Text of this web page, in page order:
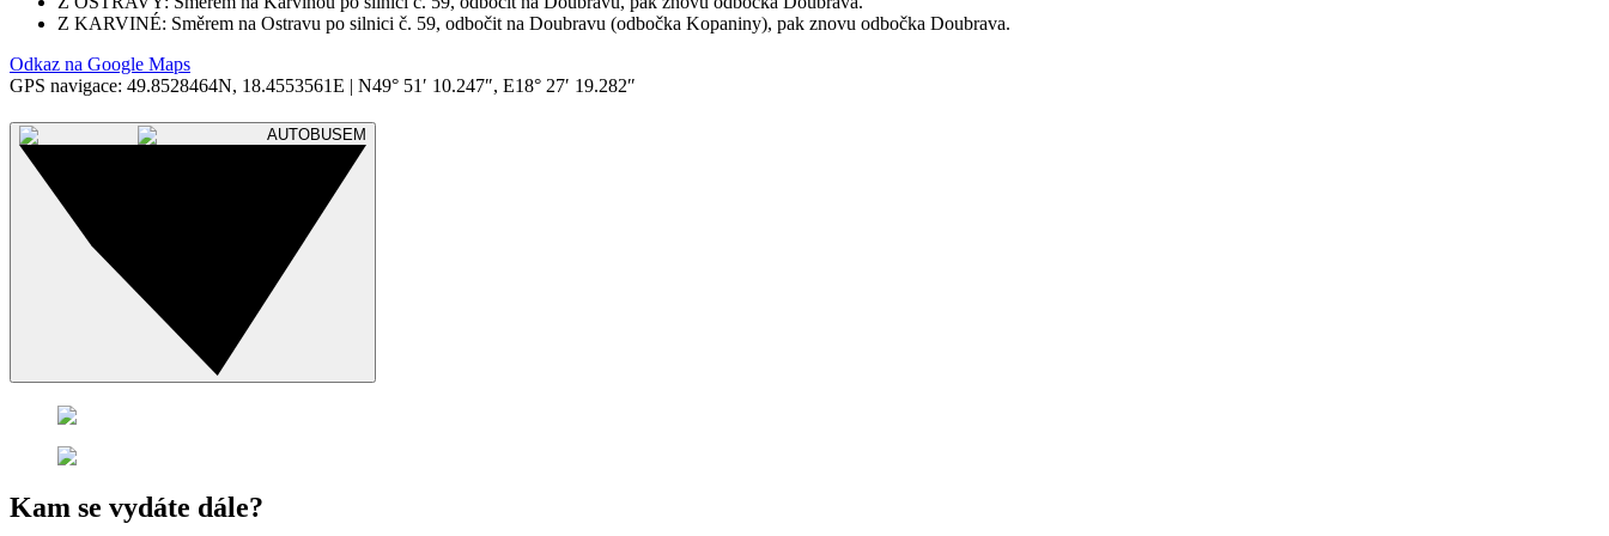
Z KARVINÉ: Směrem na Ostravu po silnici č. 59, odbočit na Doubravu (odbočka Kopaniny), pak znovu odbočka Doubrava.
Odkaz na Google Maps
GPS navigace: 49.8528464N, 18.4553561E | N49° 51′ 10.247″, E18° 27′ 19.282″
AUTOBUSEM
Kam se vydáte dále?